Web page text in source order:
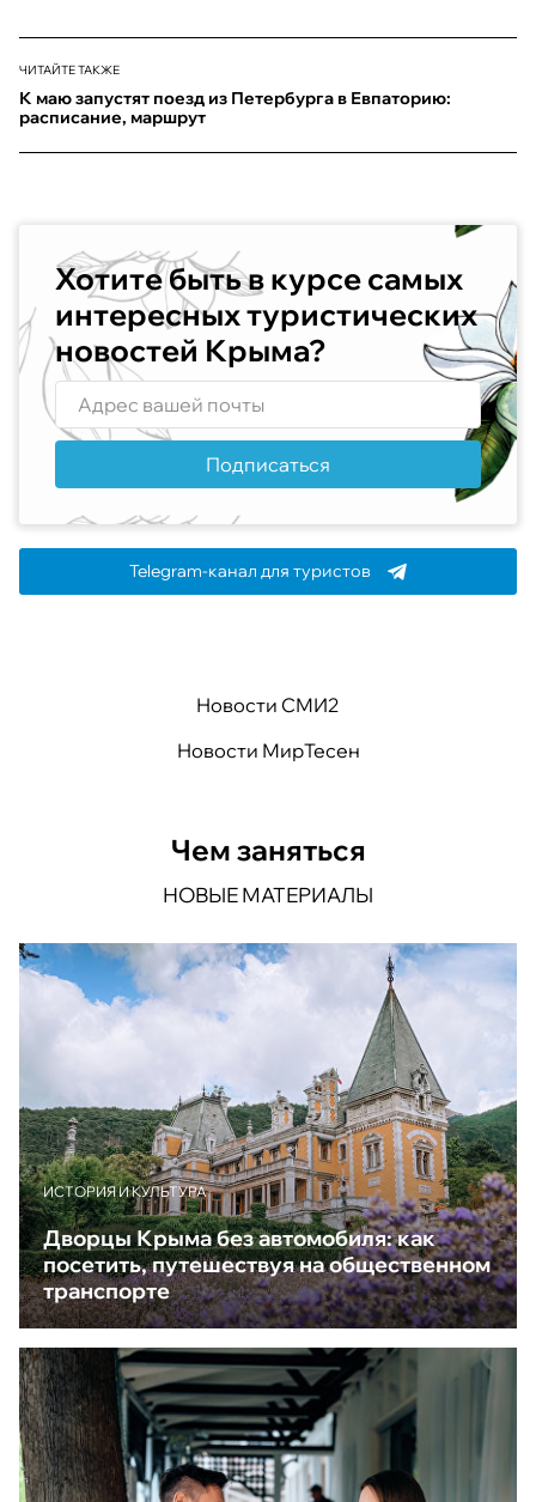
ЧИТАЙТЕ ТАКЖЕ
К маю запустят поезд из Петербурга в Евпаторию:
расписание, маршрут
Хотите быть в курсе самых
интересных туристических
новостей Крыма?
Подписаться
Telegram-канал для туристов
Новости СМИ2
Новости МирТесен
Чем заняться
НОВЫЕ МАТЕРИАЛЫ
ИСТОРИЯ И КУЛЬТУРА
Дворцы Крыма без автомобиля: как
посетить, путешествуя на общественном
транспорте